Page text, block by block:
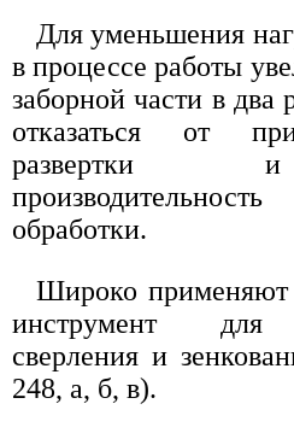
Для уменьшения
в процессе работы
заборной части в два
отказаться от
развертки
обработки.
Широко применяют
инструмент для
сверления и
248, а, б, в).